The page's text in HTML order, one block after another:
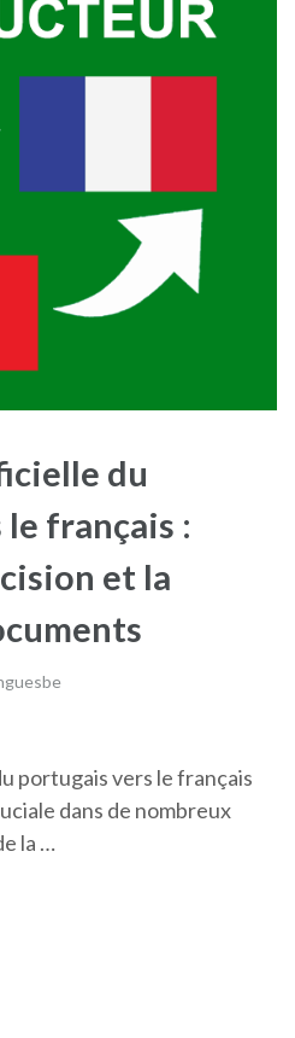
du
français :
et la
portugais vers le français
dans de nombreux
la …